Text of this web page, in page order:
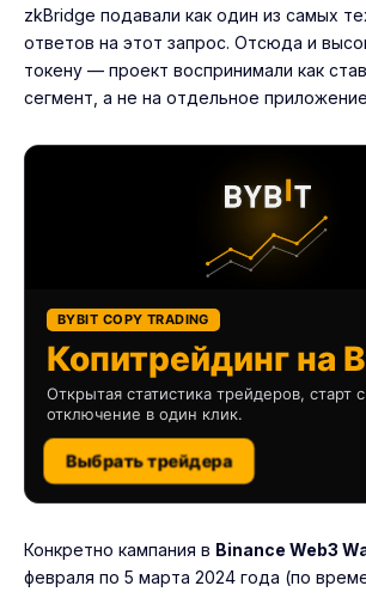
zkBridge подавали как один из самых
ответов на этот запрос. Отсюда и
токену — проект воспринимали как
сегмент, а не на отдельное
BYBIT COPY TRADING
Копитрейдинг на
Открытая статистика трейдеров, старт
отключение в один клик.
Выбрать трейдера
Конкретно кампания в Binance Web3
февраля по 5 марта 2024 года (по